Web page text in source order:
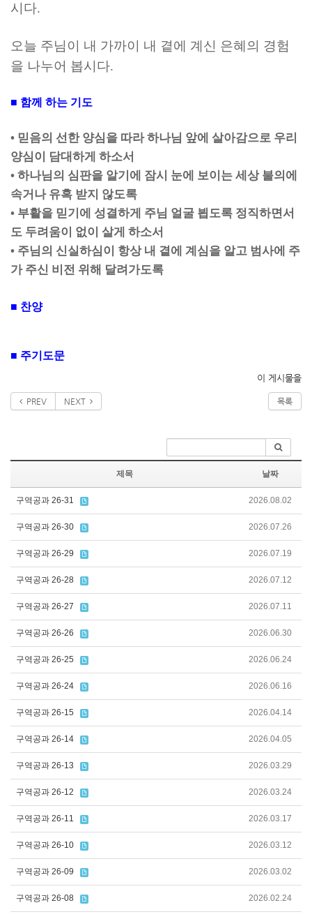
시다.
오늘 주님이 내 가까이 내 곁에 계신 은혜의 경험
을 나누어 봅시다.
■ 함께 하는 기도
• 믿음의 선한 양심을 따라 하나님 앞에 살아감으로 우리
양심이 담대하게 하소서
• 하나님의 심판을 알기에 잠시 눈에 보이는 세상 불의에
속거나 유혹 받지 않도록
• 부활을 믿기에 성결하게 주님 얼굴 뵙도록 정직하면서
도 두려움이 없이 살게 하소서
• 주님의 신실하심이 항상 내 곁에 계심을 알고 범사에 주
가 주신 비전 위해 달려가도록
■ 찬양
■ 주기도문
이 게시물을
PREV NEXT 목록
제목 날짜
구역공과 26-31 2026.08.02
구역공과 26-30 2026.07.26
구역공과 26-29 2026.07.19
구역공과 26-28 2026.07.12
구역공과 26-27 2026.07.11
구역공과 26-26 2026.06.30
구역공과 26-25 2026.06.24
구역공과 26-24 2026.06.16
구역공과 26-15 2026.04.14
구역공과 26-14 2026.04.05
구역공과 26-13 2026.03.29
구역공과 26-12 2026.03.24
구역공과 26-11 2026.03.17
구역공과 26-10 2026.03.12
구역공과 26-09 2026.03.02
구역공과 26-08 2026.02.24